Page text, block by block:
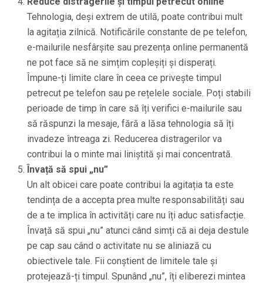
Tehnologia, deși extrem de utilă, poate contribui mult
la agitația zilnică. Notificările constante de pe telefon,
e-mailurile nesfârșite sau prezența online permanentă
ne pot face să ne simțim copleșiți și disperați.
Împune-ți limite clare în ceea ce privește timpul
petrecut pe telefon sau pe rețelele sociale. Poți stabili
perioade de timp în care să îți verifici e-mailurile sau
să răspunzi la mesaje, fără a lăsa tehnologia să îți
invadeze întreaga zi. Reducerea distragerilor va
contribui la o minte mai liniștită și mai concentrată.
Învață să spui „nu”
Un alt obicei care poate contribui la agitația ta este
tendința de a accepta prea multe responsabilități sau
de a te implica în activități care nu îți aduc satisfacție.
Învață să spui „nu” atunci când simți că ai deja destule
pe cap sau când o activitate nu se aliniază cu
obiectivele tale. Fii conștient de limitele tale și
protejează-ți timpul. Spunând „nu”, îți eliberezi mintea